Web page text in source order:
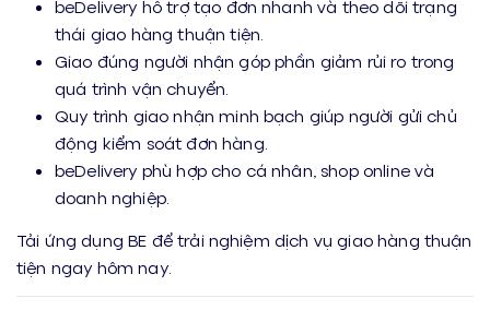
beDelivery hỗ trợ tạo đơn nhanh và theo dõi trạng
thái giao hàng thuận tiện.
Giao đúng người nhận góp phần giảm rủi ro trong
quá trình vận chuyển.
Quy trình giao nhận minh bạch giúp người gửi chủ
động kiểm soát đơn hàng.
beDelivery phù hợp cho cá nhân, shop online và
doanh nghiệp.
Tải ứng dụng BE để trải nghiệm dịch vụ giao hàng thuận
tiện ngay hôm nay.